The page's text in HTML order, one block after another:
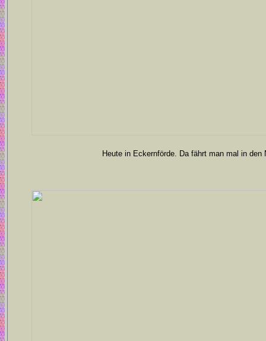
Heute in Eckernförde. Da fährt man mal in